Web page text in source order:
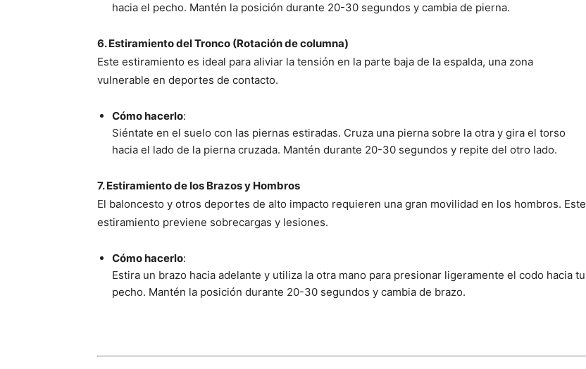
hacia el pecho. Mantén la posición durante 20-30 segundos y cambia de pierna.
6. Estiramiento del Tronco (Rotación de columna)
Este estiramiento es ideal para aliviar la tensión en la parte baja de la espalda, una zona
vulnerable en deportes de contacto.
Cómo hacerlo:
Siéntate en el suelo con las piernas estiradas. Cruza una pierna sobre la otra y gira el torso
hacia el lado de la pierna cruzada. Mantén durante 20-30 segundos y repite del otro lado.
7. Estiramiento de los Brazos y Hombros
El baloncesto y otros deportes de alto impacto requieren una gran movilidad en los hombros. Este
estiramiento previene sobrecargas y lesiones.
Cómo hacerlo:
Estira un brazo hacia adelante y utiliza la otra mano para presionar ligeramente el codo hacia tu
pecho. Mantén la posición durante 20-30 segundos y cambia de brazo.